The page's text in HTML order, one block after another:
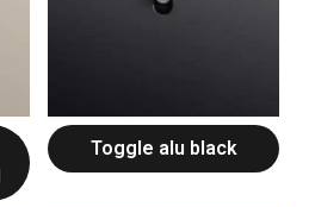
Toggle alu black